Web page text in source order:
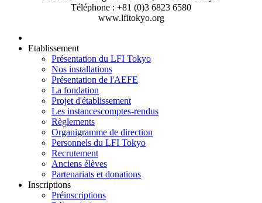
Téléphone : +81 (0)3 6823 6580
www.lfitokyo.org
Etablissement
Présentation du LFI Tokyo
Nos installations
Présentation de l'AEFE
La fondation
Projet d'établissement
Les instancescomptes-rendus
Règlements
Organigramme de direction
Personnels du LFI Tokyo
Recrutement
Anciens élèves
Partenariats et donations
Inscriptions
Préinscriptions